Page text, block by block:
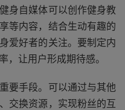
身自媒体可以创作健身教
等内容，结合生动有趣的
爱好者的关注。要制定内
，让用户形成期待感。
要手段。可以通过与其他
交换资源，实现粉丝的互